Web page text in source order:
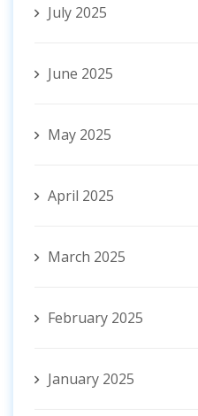
July 2025
June 2025
May 2025
April 2025
March 2025
February 2025
January 2025